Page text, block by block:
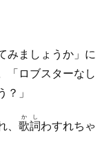
みましょうか」に
「ロブスターなし
？」
、 歌詞
かし
わすれちゃ